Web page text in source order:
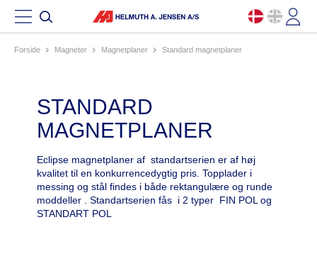
Forside magneter magnetplaner standard magnetplaner
STANDARD
MAGNETPLANER
Eclipse magnetplaner af standartserien er af høj
kvalitet til en konkurrencedygtig pris. Topplader i
messing og stål findes i både rektangulære og runde
moddeller . Standartserien fås i 2 typer FIN POL og
STANDART POL